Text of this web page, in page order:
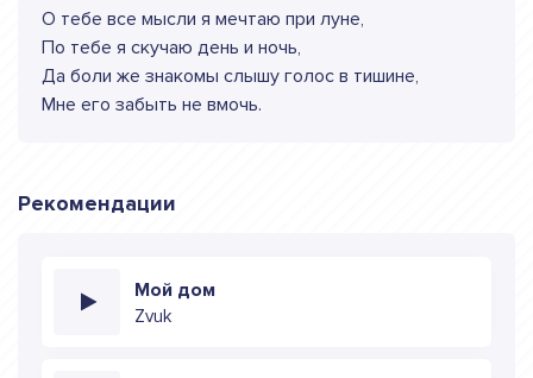
О тебе все мысли я мечтаю при луне,
По тебе я скучаю день и ночь,
Да боли же знакомы слышу голос в тишине,
Мне его забыть не вмочь.
Рекомендации
Мой дом
Zvuk